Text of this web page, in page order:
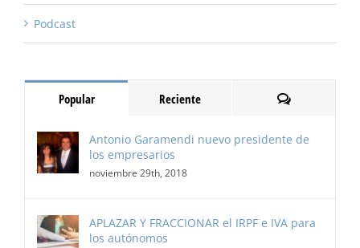
Podcast
Popular Reciente Comentarios
Antonio Garamendi nuevo presidente de
los empresarios
noviembre 29th, 2018
APLAZAR Y FRACCIONAR el IRPF e IVA para
los autónomos